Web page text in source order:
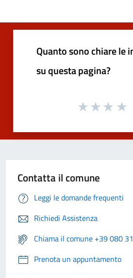
Quanto sono chiare le
su questa pagina?
Contatta il comune
Leggi le domande frequenti
Richiedi Assistenza
Chiama il comune +39 080
Prenota un appuntamento